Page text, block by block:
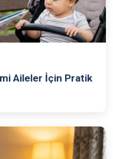
Aileler İçin Pratik